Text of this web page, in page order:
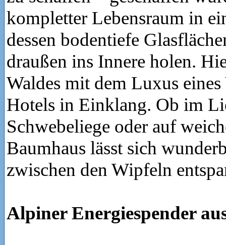
kompletter Lebensraum in
dessen bodentiefe
draußen ins Innere holen.
Waldes mit dem Luxus
Hotels in Einklang. Ob im
Schwebeliege oder auf
Baumhaus lässt sich
zwischen den Wipfeln
Alpiner Energiespender